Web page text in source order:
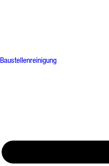
Baustellenreinigung